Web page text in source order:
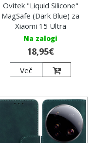
Ovitek "Liquid Silicone"
MagSafe (Dark Blue) za
Xiaomi 15 Ultra
Na zalogi
18,95€
Več